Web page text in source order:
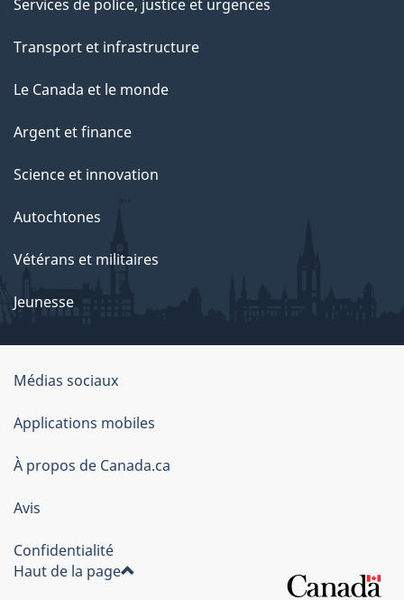
a
g
Services de police, justice et urgences
Transport et infrastructure
Le Canada et le monde
Argent et finance
Science et innovation
Autochtones
Vétérans et militaires
Jeunesse
À
propos
de
ce
site
Médias sociaux
Applications mobiles
À propos de Canada.ca
Avis
Confidentialité
Haut de la page